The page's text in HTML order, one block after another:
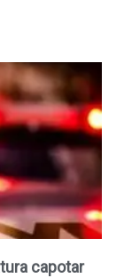
capotar